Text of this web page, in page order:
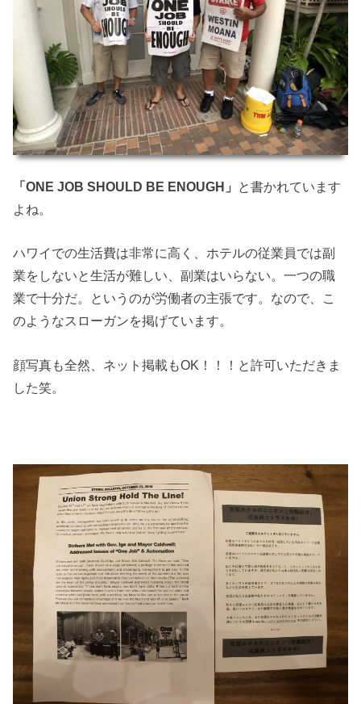
「ONE JOB SHOULD BE ENOUGH」 と書かれています
よね。
ハワイでの生活費は非常に高く、ホテルの従業員では副
業をしないと生活が難しい、副業はいらない。一つの職
業で十分だ。というのが労働者の主張です。なので、こ
のようなスローガンを掲げています。
顔写真も全然、ネット掲載もOK！！！と許可いただきま
した笑。